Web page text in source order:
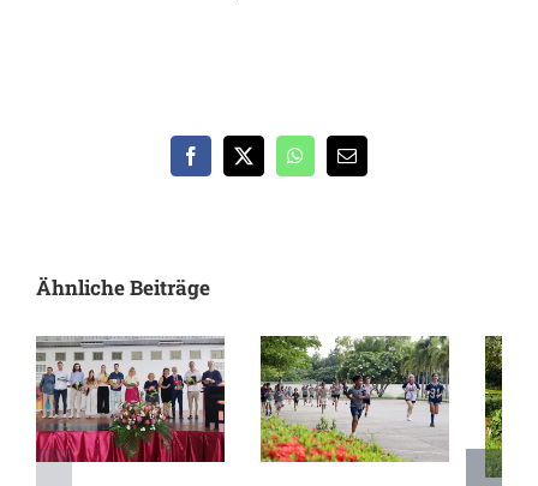
Facebook
X WhatsApp
E-
Ähnliche Beiträge